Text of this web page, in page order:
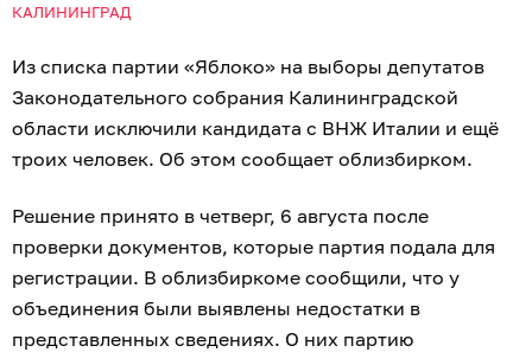
КАЛИНИНГРАД
Из списка партии «Яблоко» на выборы депутатов
Законодательного собрания Калининградской
области исключили кандидата с ВНЖ Италии и ещё
троих человек. Об этом сообщает облизбирком.
Решение принято в четверг, 6 августа после
проверки документов, которые партия подала для
регистрации. В облизбиркоме сообщили, что у
объединения были выявлены недостатки в
представленных сведениях. О них партию